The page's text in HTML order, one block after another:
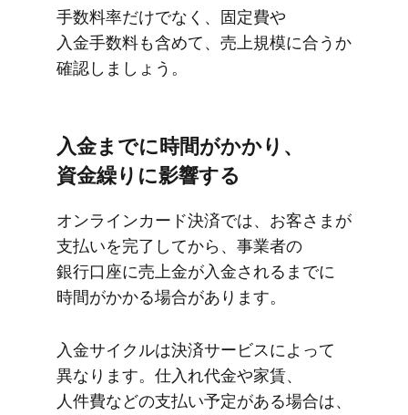
手数料率だけでなく、​固定費や​
入金手数料も​含めて、​売上規模に​合うか​
確認しましょう。
入金までに​時間が​かかり、​
資金繰りに​影響する
オンラインカード決済では、​お客さまが​
支払いを​完了してから、​事業者の​
銀行口座に​売上金が​入金されるまでに​
時間が​かかる​場合が​あります。
入金サイクルは​決済サービスに​よって​
異なります。​仕入れ代金や​家賃、​
人件費などの​支払い​予定が​ある​場合は、​